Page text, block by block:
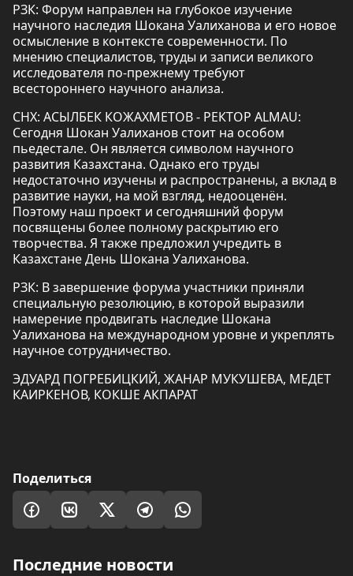
РЗК: Форум направлен на глубокое изучение
научного наследия Шокана Уалиханова и его новое
осмысление в контексте современности. По
мнению специалистов, труды и записи великого
исследователя по-прежнему требуют
всестороннего научного анализа.
СНХ: АСЫЛБЕК КОЖАХМЕТОВ - РЕКТОР ALMAU:
Сегодня Шокан Уалиханов стоит на особом
пьедестале. Он является символом научного
развития Казахстана. Однако его труды
недостаточно изучены и распространены, а вклад в
развитие науки, на мой взгляд, недооценён.
Поэтому наш проект и сегодняшний форум
посвящены более полному раскрытию его
творчества. Я также предложил учредить в
Казахстане День Шокана Уалиханова.
РЗК: В завершение форума участники приняли
специальную резолюцию, в которой выразили
намерение продвигать наследие Шокана
Уалиханова на международном уровне и укреплять
научное сотрудничество.
ЭДУАРД ПОГРЕБИЦКИЙ, ЖАНАР МУКУШЕВА, МЕДЕТ
КАИРКЕНОВ, КОКШЕ АКПАРАТ
Поделиться
Последние новости